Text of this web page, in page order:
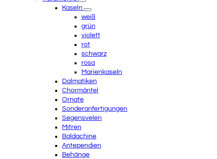
Kaseln
weiß
grün
violett
rot
schwarz
rosa
Marienkaseln
Dalmatiken
Chormäntel
Ornate
Sonderanfertigungen
Segensvelen
Mitren
Baldachine
Antependien
Behänge